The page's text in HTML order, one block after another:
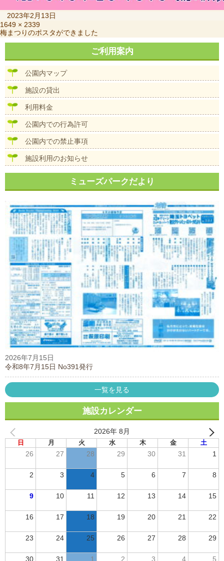
稿
日:
2023年2月13日
フ
ル
サ
ズ
1649 × 2339
投
稿
ビ
梅まつりのポスタができました
ご利用案内
公園内マップ
施設の貸出
利用料金
公園内での行為許可
公園内での禁止事項
施設利用のお知らせ
ミューズパークだより
2026年7月15日
令和8年7月15日 No391発行
一覧を見る
施設カレンダー
2026年 8月
日 月 火 水 木 金 土
26 27 28 29 30 31 1
2 3 4 5 6 7 8
9 10 11 12 13 14 15
16 17 18 19 20 21 22
23 24 25 26 27 28 29
30 31 1 2 3 4 5